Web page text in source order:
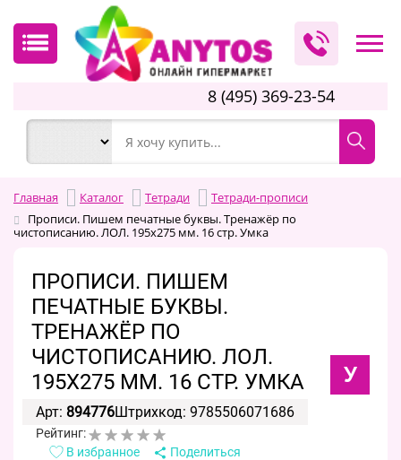
8 (495) 369-23-54
Главная Каталог Тетради
Тетради-прописи
Прописи. Пишем печатные буквы. Тренажёр по
чистописанию. ЛОЛ. 195х275 мм. 16 стр. Умка
ПРОПИСИ. ПИШЕМ
ПЕЧАТНЫЕ БУКВЫ.
ТРЕНАЖЁР ПО
ЧИСТОПИСАНИЮ. ЛОЛ.
195Х275 ММ. 16 СТР. УМКА
У
Арт: 894776Штрихкод: 9785506071686
Рейтинг:
В избранное
Поделиться